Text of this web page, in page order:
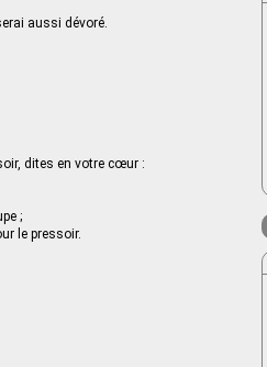
aussi dévoré.
dites en votre cœur :
;
le pressoir.